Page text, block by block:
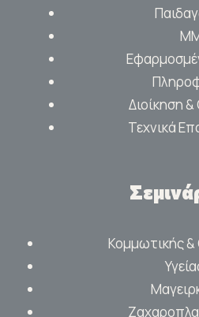
Διοίκηση
Τεχνικά
Κομμωτικής